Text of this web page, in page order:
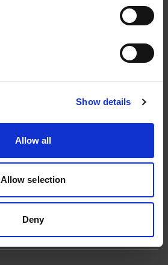
Show details
Allow all
Allow selection
Deny